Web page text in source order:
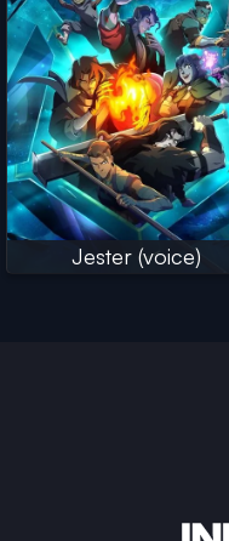
Jester (voice)